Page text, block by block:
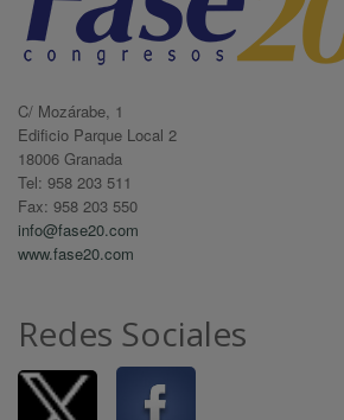
C/ Mozárabe, 1
Edificio Parque Local 2
18006 Granada
Tel: 958 203 511
Fax: 958 203 550
info@fase20.com
www.fase20.com
Redes Sociales